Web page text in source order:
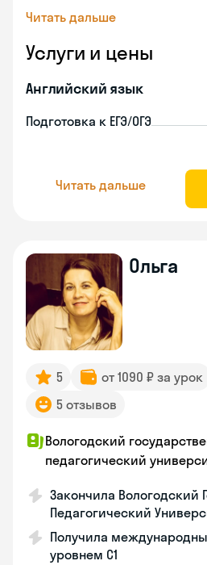
Читать дальше
Услуги и цены
Английский язык
Подготовка к ЕГЭ/ОГЭ
Читать дальше
Ольга
5 от 1090 ₽ за урок
5 отзывов
Вологодский
педагогический
Закончила Вологодский
Педагогический
Получила
уровнем C1